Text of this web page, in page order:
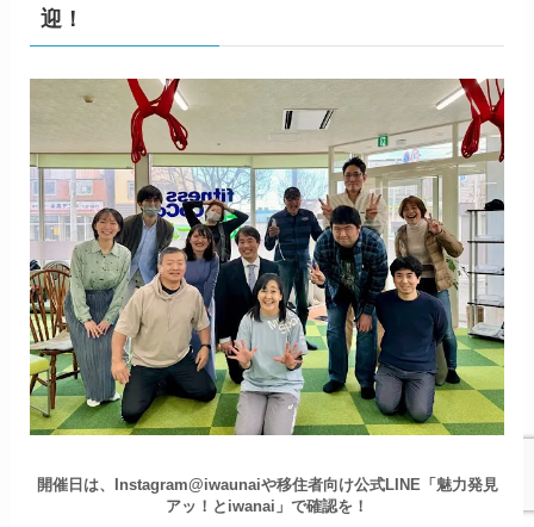
迎！
開催日は、Instagram@iwaunaiや移住者向け公式LINE「魅力発見
アッ！とiwanai」で確認を！